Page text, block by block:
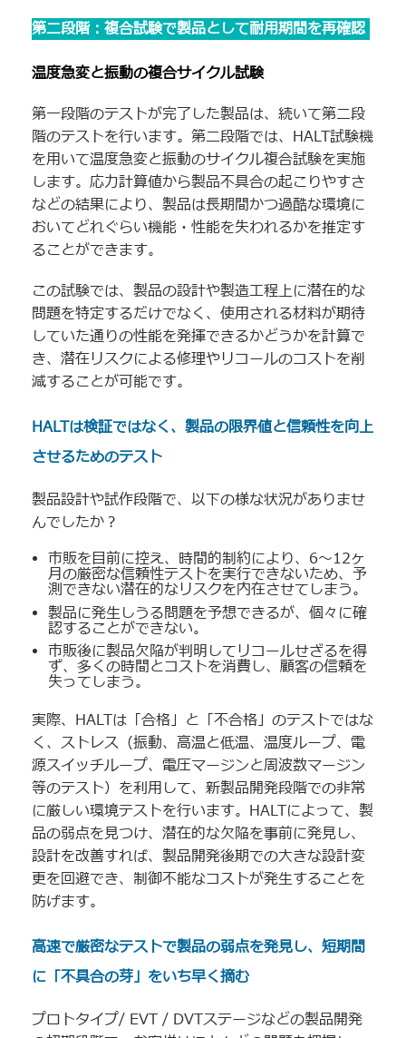
第二段階：複合試験で製品として耐用期間を再確認
温度急変と振動の複合サイクル試験
第一段階のテストが完了した製品は、続いて第二段
階のテストを行います。第二段階では、HALT試験機
を用いて温度急変と振動のサイクル複合試験を実施
します。応力計算値から製品不具合の起こりやすさ
などの結果により、製品は長期間かつ過酷な環境に
おいてどれぐらい機能・性能を失われるかを推定す
ることができます。
この試験では、製品の設計や製造工程上に潜在的な
問題を特定するだけでなく、使用される材料が期待
していた通りの性能を発揮できるかどうかを計算で
き、潜在リスクによる修理やリコールのコストを削
減することが可能です。
HALTは検証ではなく、製品の限界値と信頼性を向上
させるためのテスト
製品設計や試作段階で、以下の様な状況がありませ
んでしたか？
市販を目前に控え、時間的制約により、6〜12ヶ
月の厳密な信頼性テストを実行できないため、予
測できない潜在的なリスクを内在させてしまう。
製品に発生しうる問題を予想できるが、個々に確
認することができない。
市販後に製品欠陥が判明してリコールせざるを得
ず、多くの時間とコストを消費し、顧客の信頼を
失ってしまう。
実際、HALTは「合格」と「不合格」のテストではな
く、ストレス（振動、高温と低温、温度ループ、電
源スイッチループ、電圧マージンと周波数マージン
等のテスト）を利用して、新製品開発段階での非常
に厳しい環境テストを行います。HALTによって、製
品の弱点を見つけ、潜在的な欠陥を事前に発見し、
設計を改善すれば、製品開発後期での大きな設計変
更を回避でき、制御不能なコストが発生することを
防げます。
高速で厳密なテストで製品の弱点を発見し、短期間
に「不具合の芽」をいち早く摘む
プロトタイプ/ EVT / DVTステージなどの製品開発